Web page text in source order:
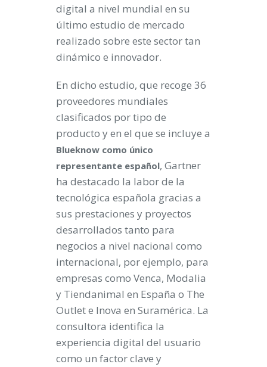
digital a nivel mundial en su
último estudio de mercado
realizado sobre este sector tan
dinámico e innovador.
En dicho estudio, que recoge 36
proveedores mundiales
clasificados por tipo de
producto y en el que se incluye a
Blueknow como único
representante español, Gartner
ha destacado la labor de la
tecnológica española gracias a
sus prestaciones y proyectos
desarrollados tanto para
negocios a nivel nacional como
internacional, por ejemplo, para
empresas como Venca, Modalia
y Tiendanimal en España o The
Outlet e Inova en Suramérica. La
consultora identifica la
experiencia digital del usuario
como un factor clave y